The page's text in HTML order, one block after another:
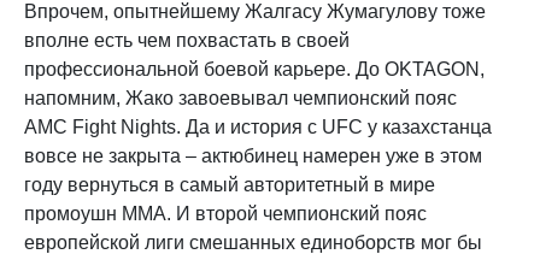
Впрочем, опытнейшему Жалгасу Жумагулову тоже
вполне есть чем похвастать в своей
профессиональной боевой карьере. До OKTAGON,
напомним, Жако завоевывал чемпионский пояс
AMC Fight Nights. Да и история с UFC у казахстанца
вовсе не закрыта – актюбинец намерен уже в этом
году вернуться в самый авторитетный в мире
промоушн ММА. И второй чемпионский пояс
европейской лиги смешанных единоборств мог бы